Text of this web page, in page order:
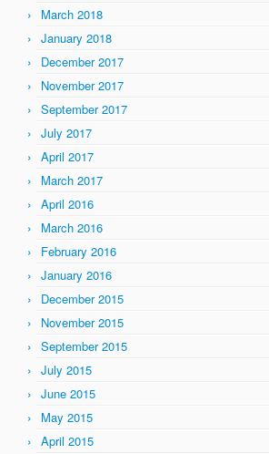
March 2018
January 2018
December 2017
November 2017
September 2017
July 2017
April 2017
March 2017
April 2016
March 2016
February 2016
January 2016
December 2015
November 2015
September 2015
July 2015
June 2015
May 2015
April 2015